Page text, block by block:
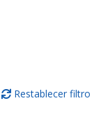
Restablecer filtro